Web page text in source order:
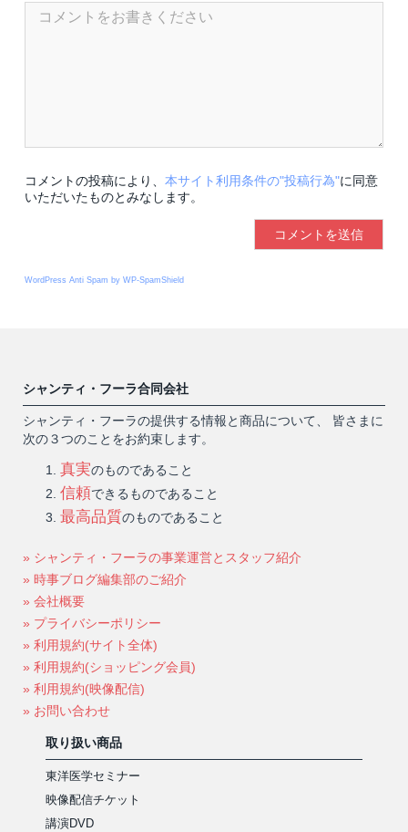
コメントの投稿により、 本サイト利用条件の"投稿行為"に同意
いただいたものとみなします。
WordPress Anti Spam by WP-SpamShield
シャンティ・フーラ合同会社
シャンティ・フーラの提供する情報と商品について、 皆さまに
次の３つのことをお約束します。
真実のものであること
信頼できるものであること
最高品質のものであること
» シャンティ・フーラの事業運営とスタッフ紹介
» 時事ブログ編集部のご紹介
» 会社概要
» プライバシーポリシー
» 利用規約(サイト全体)
» 利用規約(ショッピング会員)
» 利用規約(映像配信)
» お問い合わせ
取り扱い商品
東洋医学セミナー
映像配信チケット
講演DVD